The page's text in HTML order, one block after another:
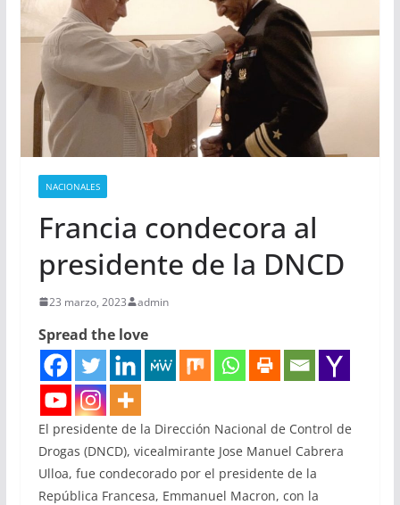
NACIONALES
Francia condecora al
presidente de la DNCD
23 marzo, 2023 admin
Spread the love
El presidente de la Dirección Nacional de Control de
Drogas (DNCD), vicealmirante Jose Manuel Cabrera
Ulloa, fue condecorado por el presidente de la
República Francesa, Emmanuel Macron, con la